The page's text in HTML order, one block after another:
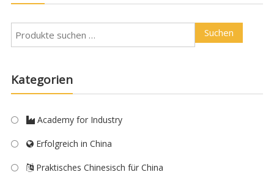
Suchen
Kategorien
Academy for Industry
Erfolgreich in China
Praktisches Chinesisch für China